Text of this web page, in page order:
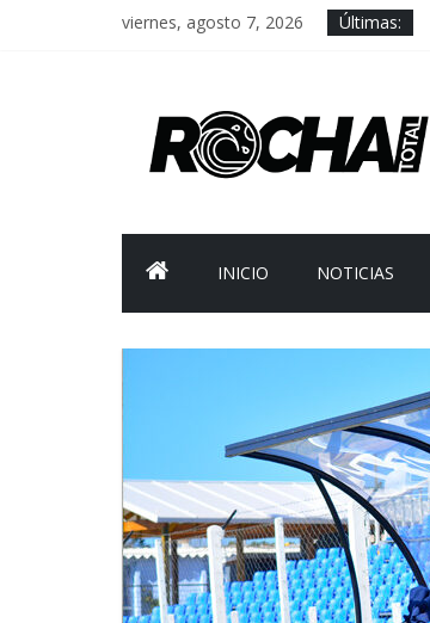
viernes, agosto 7, 2026 Últimas:
INICIO NOTICIAS